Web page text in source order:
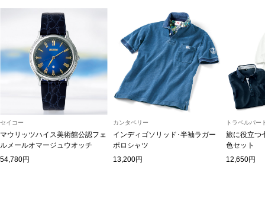
タログ
すべて見る
バッグ
トートバッグ
ハンドバッグ
ショルダーバ
ブリーフケース
セイコー
マウリッツハイス美術館公認フェ
ルメールオマージュウオッチ
54,780円
カンタベリー
インディゴソリッド･半袖ラガー
ポロシャツ
13,200円
トラベルパー
旅に役立つ
色セット
12,650円